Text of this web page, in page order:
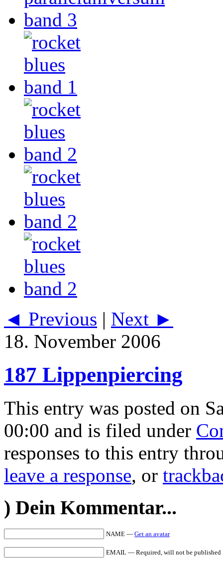
◄ Previous | Next ►
18. November 2006
187 Lippenpiercing
This entry was posted on
00:00 and is filed under
responses to this entry
leave a response, or
) Dein Kommentar...
NAME — Get an avatar
EMAIL — Required, will not be published